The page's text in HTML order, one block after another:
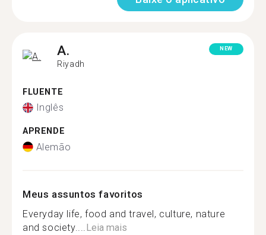
A.
Riyadh
NEW
FLUENTE
Inglês
APRENDE
Alemão
Meus assuntos favoritos
Everyday life, food and travel, culture, nature
and society.... Leia mais